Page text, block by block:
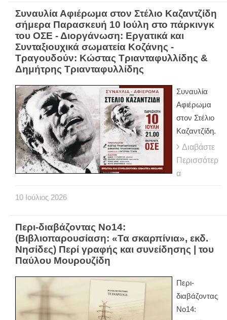
Συναυλία Αφιέρωμα στον Στέλιο Καζαντζίδη
σήμερα Παρασκευή 10 Ιούλη στο πάρκινγκ
του ΟΣΕ - Διοργάνωση: Εργατικά και
Συνταξιουχικά σωματεία Κοζάνης -
Τραγουδούν: Κώστας Τριανταφυλλίδης &
Δημήτρης Τριανταφυλλίδης
Συναυλία
Αφιέρωμα
στον Στέλιο
Καζαντζίδη.
Διαβάστε
Περισσότερ
α
10 Ιούλιος 2026
Περι-διαβάζοντας Νο14:
(Βιβλιοπαρουσίαση: «Τα σκαρπίνια», εκδ.
Νησίδες) Περί γραφής και συνείδησης | του
Παύλου Μουρουζίδη
Περι-
διαβάζοντας
Νο14: